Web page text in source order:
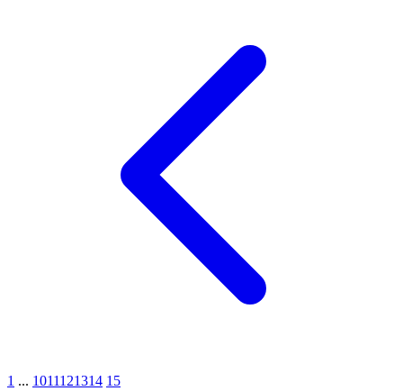
1 ... 1011121314 15